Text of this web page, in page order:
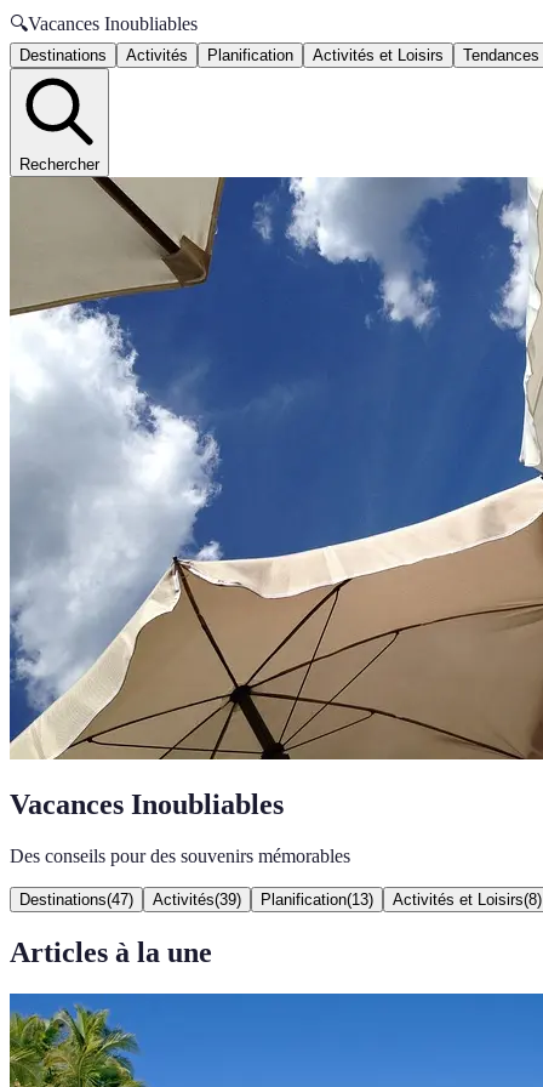
🔍Vacances Inoubliables
Destinations Activités Planification Activités et Loisirs Tendances
Rechercher
Vacances Inoubliables
Des conseils pour des souvenirs mémorables
Destinations(47) Activités(39) Planification(13) Activités et Loisirs(8)
Articles à la une